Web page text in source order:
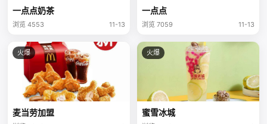
一点点奶茶
浏览 4553 11-13
一点点
浏览 7059 11-13
火爆
麦当劳加盟
火爆
蜜雪冰城